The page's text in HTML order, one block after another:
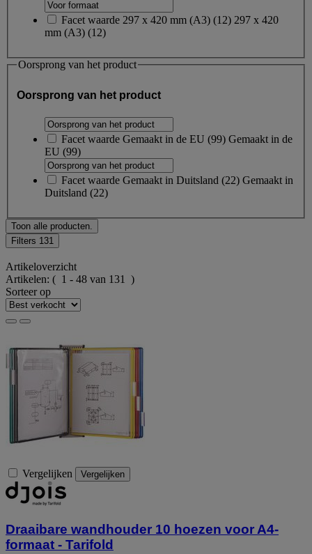
Facet waarde 297 x 420 mm (A3) (12) 297 x 420
mm (A3) (12)
Oorsprong van het product
Oorsprong van het product
Facet waarde Gemaakt in de EU (99) Gemaakt in de
EU (99)
Facet waarde Gemaakt in Duitsland (22) Gemaakt in
Duitsland (22)
Toon alle producten.
Filters 131
Artikeloverzicht
Artikelen: ( 1 - 48 van 131 )
Sorteer op
Vergelijken Vergelijken
Draaibare wandhouder 10 hoezen voor A4-
formaat - Tarifold